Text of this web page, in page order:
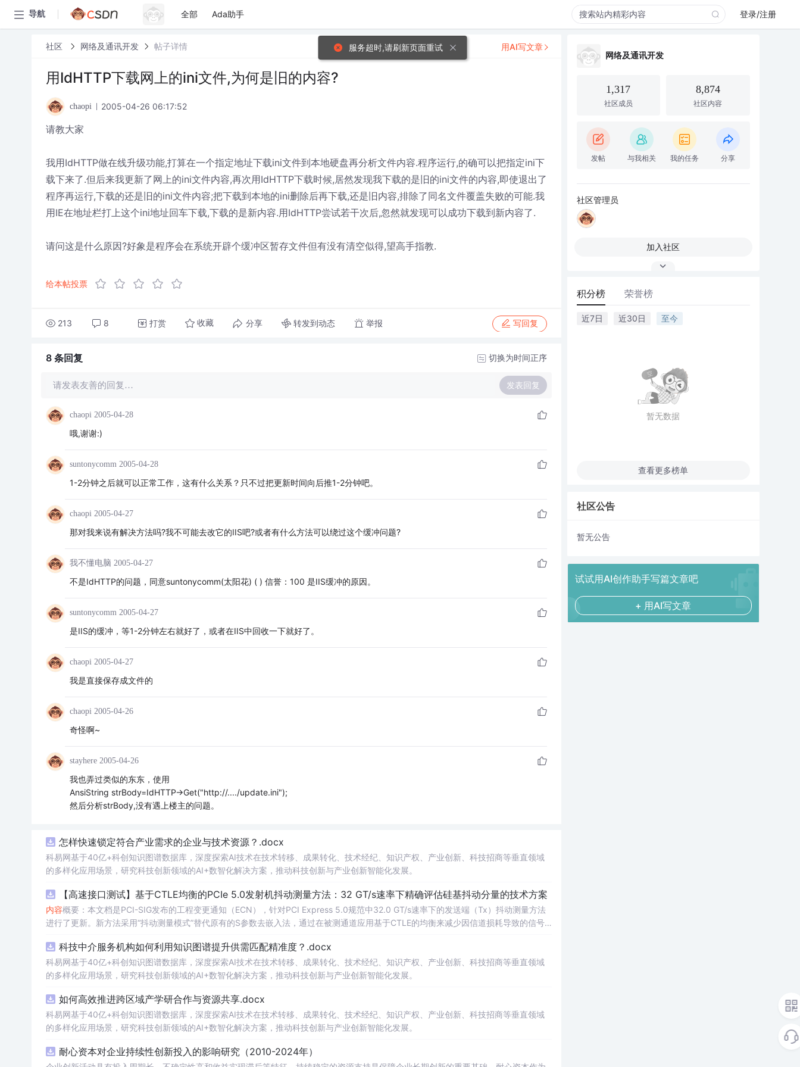
导航 全部 Ada助手 登录/注册
社区 网络及通讯开发 帖子详情
用IdHTTP下载网上的ini文件,为何是旧的内容?
chaopi 2005-04-26 06:17:52
请教大家
我用IdHTTP做在线升级功能,打算在一个指定地址下载ini文件到本地硬盘再分析文件内容.程序运行,的确可以把指定ini下
载下来了.但后来我更新了网上的ini文件内容,再次用IdHTTP下载时候,居然发现我下载的是旧的ini文件的内容,即使退出了
程序再运行,下载的还是旧的ini文件内容;把下载到本地的ini删除后再下载,还是旧内容,排除了同名文件覆盖失败的可能.我
用IE在地址栏打上这个ini地址回车下载,下载的是新内容.用IdHTTP尝试若干次后,忽然就发现可以成功下载到新内容了.
请问这是什么原因?好象是程序会在系统开辟个缓冲区暂存文件但有没有清空似得,望高手指教.
给本帖投票
213 8 打赏 收藏 分享 转发到动态 举报 写回复
用AI写文章
8 条回复 切换为时间正序
请发表友善的回复… 发表回复
chaopi 2005-04-28
哦,谢谢:)
suntonycomm 2005-04-28
1-2分钟之后就可以正常工作，这有什么关系？只不过把更新时间向后推1-2分钟吧。
chaopi 2005-04-27
那对我来说有解决方法吗?我不可能去改它的IIS吧?或者有什么方法可以绕过这个缓冲问题?
我不懂电脑 2005-04-27
不是IdHTTP的问题，同意suntonycomm(太阳花) ( ) 信誉：100 是IIS缓冲的原因。
suntonycomm 2005-04-27
是IIS的缓冲，等1-2分钟左右就好了，或者在IIS中回收一下就好了。
chaopi 2005-04-27
我是直接保存成文件的
chaopi 2005-04-26
奇怪啊~
stayhere 2005-04-26
我也弄过类似的东东，使用
AnsiString strBody=IdHTTP->Get("http://..../update.ini");
然后分析strBody,没有遇上楼主的问题。
怎样快速锁定符合产业需求的企业与技术资源？.docx
科易网基于40亿+科创知识图谱数据库，深度探索AI技术在技术转移、成果转化、技术经纪、知识产权、产业创新、科技招商等垂直领域
的多样化应用场景，研究科技创新领域的AI+数智化解决方案，推动科技创新与产业创新智能化发展。
【高速接口测试】基于CTLE均衡的PCIe 5.0发射机抖动测量方法：32 GT/s速率下精确评估硅基抖动分量的技术方案
内容概要：本文档是PCI-SIG发布的工程变更通知（ECN），针对PCI Express 5.0规范中32.0 GT/s速率下的发送端（Tx）抖动测量方法
进行了更新。新方法采用“抖动测量模式”替代原有的S参数去嵌入法，通过在被测通道应用基于CTLE的均衡来减少因信道损耗导致的信号
去嵌入过程中高频噪声放大带来的测量不准确性。对于2.5至16.0 GT/s速率，原有测量方法保持不变。; 适合人群：从事高速接口设计、验
证或测试的工程师，尤其是涉及PC
科技中介服务机构如何利用知识图谱提升供需匹配精准度？.docx
科易网基于40亿+科创知识图谱数据库，深度探索AI技术在技术转移、成果转化、技术经纪、知识产权、产业创新、科技招商等垂直领域
的多样化应用场景，研究科技创新领域的AI+数智化解决方案，推动科技创新与产业创新智能化发展。
如何高效推进跨区域产学研合作与资源共享.docx
科易网基于40亿+科创知识图谱数据库，深度探索AI技术在技术转移、成果转化、技术经纪、知识产权、产业创新、科技招商等垂直领域
的多样化应用场景，研究科技创新领域的AI+数智化解决方案，推动科技创新与产业创新智能化发展。
耐心资本对企业持续性创新投入的影响研究（2010-2024年）
网络及通讯开发
1,317
社区成员
8,874
社区内容
发帖 与我相关 我的任务 分享
社区管理员
加入社区
积分榜 荣誉榜
近7日 近30日 至今
暂无数据
查看更多榜单
社区公告
暂无公告
试试用AI创作助手写篇文章吧
+ 用AI写文章
服务超时,请刷新页面重试